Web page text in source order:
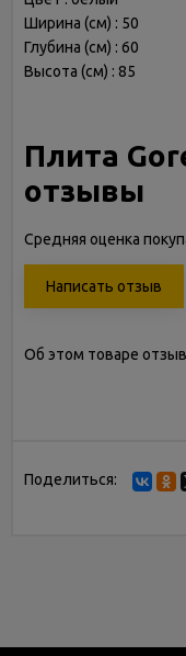
Ширина (см) : 50
Глубина (см) : 60
Высота (см) : 85
Плита
отзывы
Средняя оценка
Написать отзыв
Об этом товаре
Поделиться: